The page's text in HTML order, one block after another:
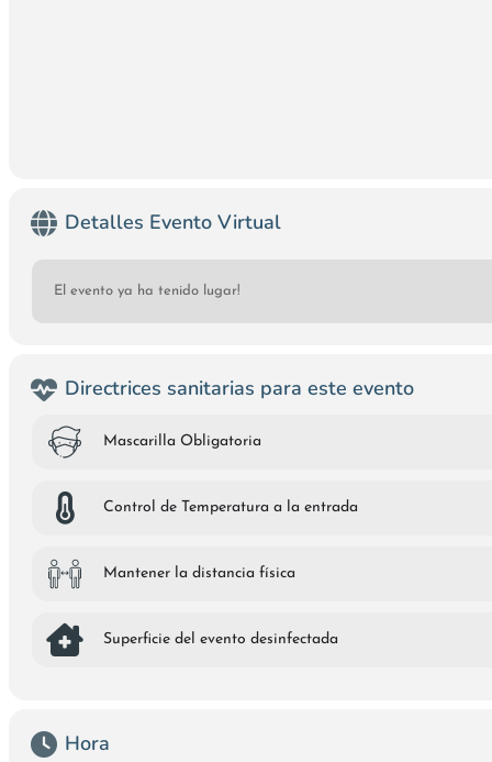
Detalles Evento Virtual
El evento ya ha tenido lugar!
Directrices sanitarias para este evento
Mascarilla Obligatoria
Control de Temperatura a la entrada
Mantener la distancia física
Superficie del evento desinfectada
Hora